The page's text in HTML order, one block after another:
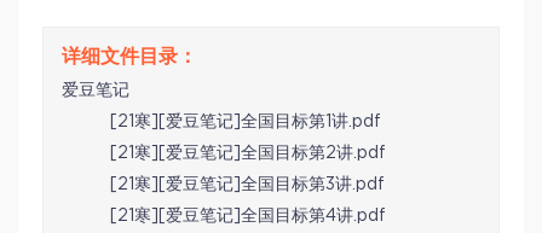
爱豆笔记
[21寒][爱豆笔记]全国目标第1讲.pdf
[21寒][爱豆笔记]全国目标第2讲.pdf
[21寒][爱豆笔记]全国目标第3讲.pdf
[21寒][爱豆笔记]全国目标第4讲.pdf